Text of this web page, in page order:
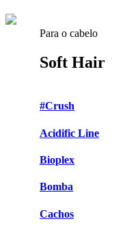
Para o cabelo
Soft Hair
#Crush
Acidific Line
Bioplex
Bomba
Cachos